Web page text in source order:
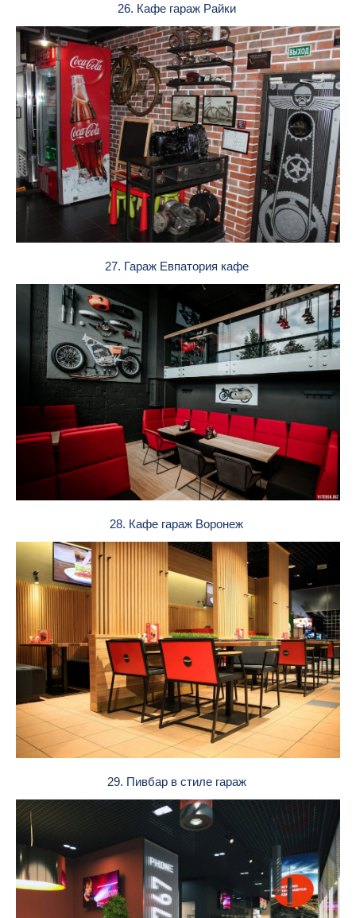
26. Кафе гараж Райки
27. Гараж Евпатория кафе
28. Кафе гараж Воронеж
29. Пивбар в стиле гараж